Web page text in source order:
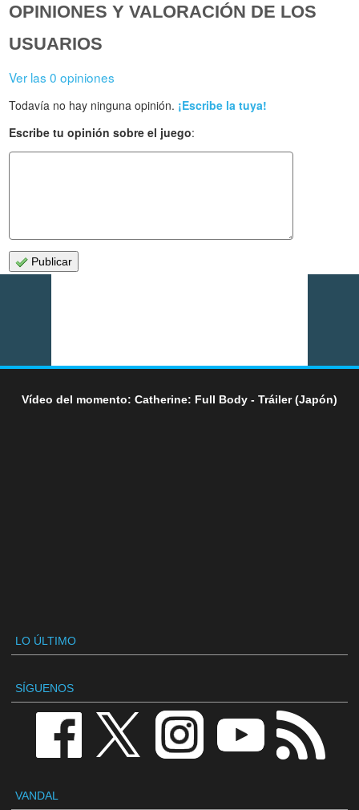
OPINIONES Y VALORACIÓN DE LOS
USUARIOS
Ver las 0 opiniones
Todavía no hay ninguna opinión. ¡Escribe la tuya!
Escribe tu opinión sobre el juego:
Publicar
Vídeo del momento: Catherine: Full Body - Tráiler (Japón)
LO ÚLTIMO
SÍGUENOS
VANDAL